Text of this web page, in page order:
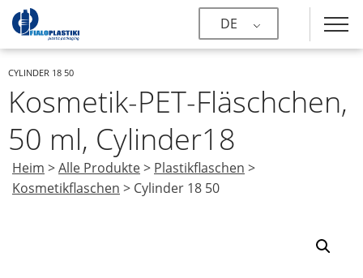
DE
CYLINDER 18 50
Kosmetik-PET-Fläschchen,
50 ml, Cylinder18
Heim >Alle Produkte> Plastikflaschen >
Kosmetikflaschen > Cylinder 18 50